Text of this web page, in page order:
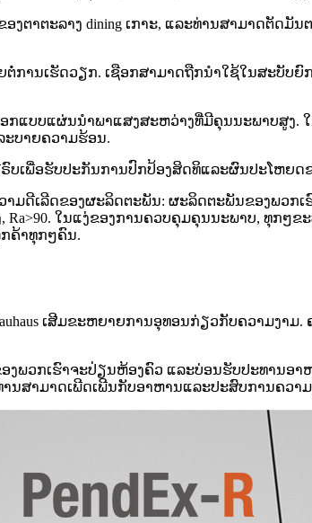
າຕະລາງ dining ເກາະ, ແລະທ່ານສາມາດຕັດມັ
ານເຮັດວຽກ. ເຊືອກສາມາດຖືກນໍາໃຊ້ໃນສະບັບຍົ
ກແບບແຜ່ນນໍາພາແສງສະຫວ່າງທີ່ມີຄຸນນະພາບສູງ.
ະບາຍຄວາມຮ້ອນ.
ເພື່ອຮັບປະກັນການປົກປ້ອງສິດທິແລະຜົນປະໂຫຍດ
ມດີເລີດຂອງຜະລິດຕະພັນ: ຜະລິດຕະພັນຂອງພວກ
ໃນແງ່ຂອງການຄວບຄຸມຄຸນນະພາບ, ທຸກໆ
ຄ້າທຸກໆຄົນ.
ເສີມຂະຫຍາຍການອຸທອນກ່ຽວກັບຄວາມງາມ.
ງພວກເຮົາຈະປ່ຽນຫ້ອງຄົວ ແລະບ່ອນຮັບປະທານອ
ນສາມາດເພີດເພີນກັບອາຫານແລະປະສົບການຄວາ